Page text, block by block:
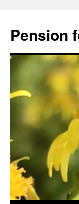
indhold
Pension